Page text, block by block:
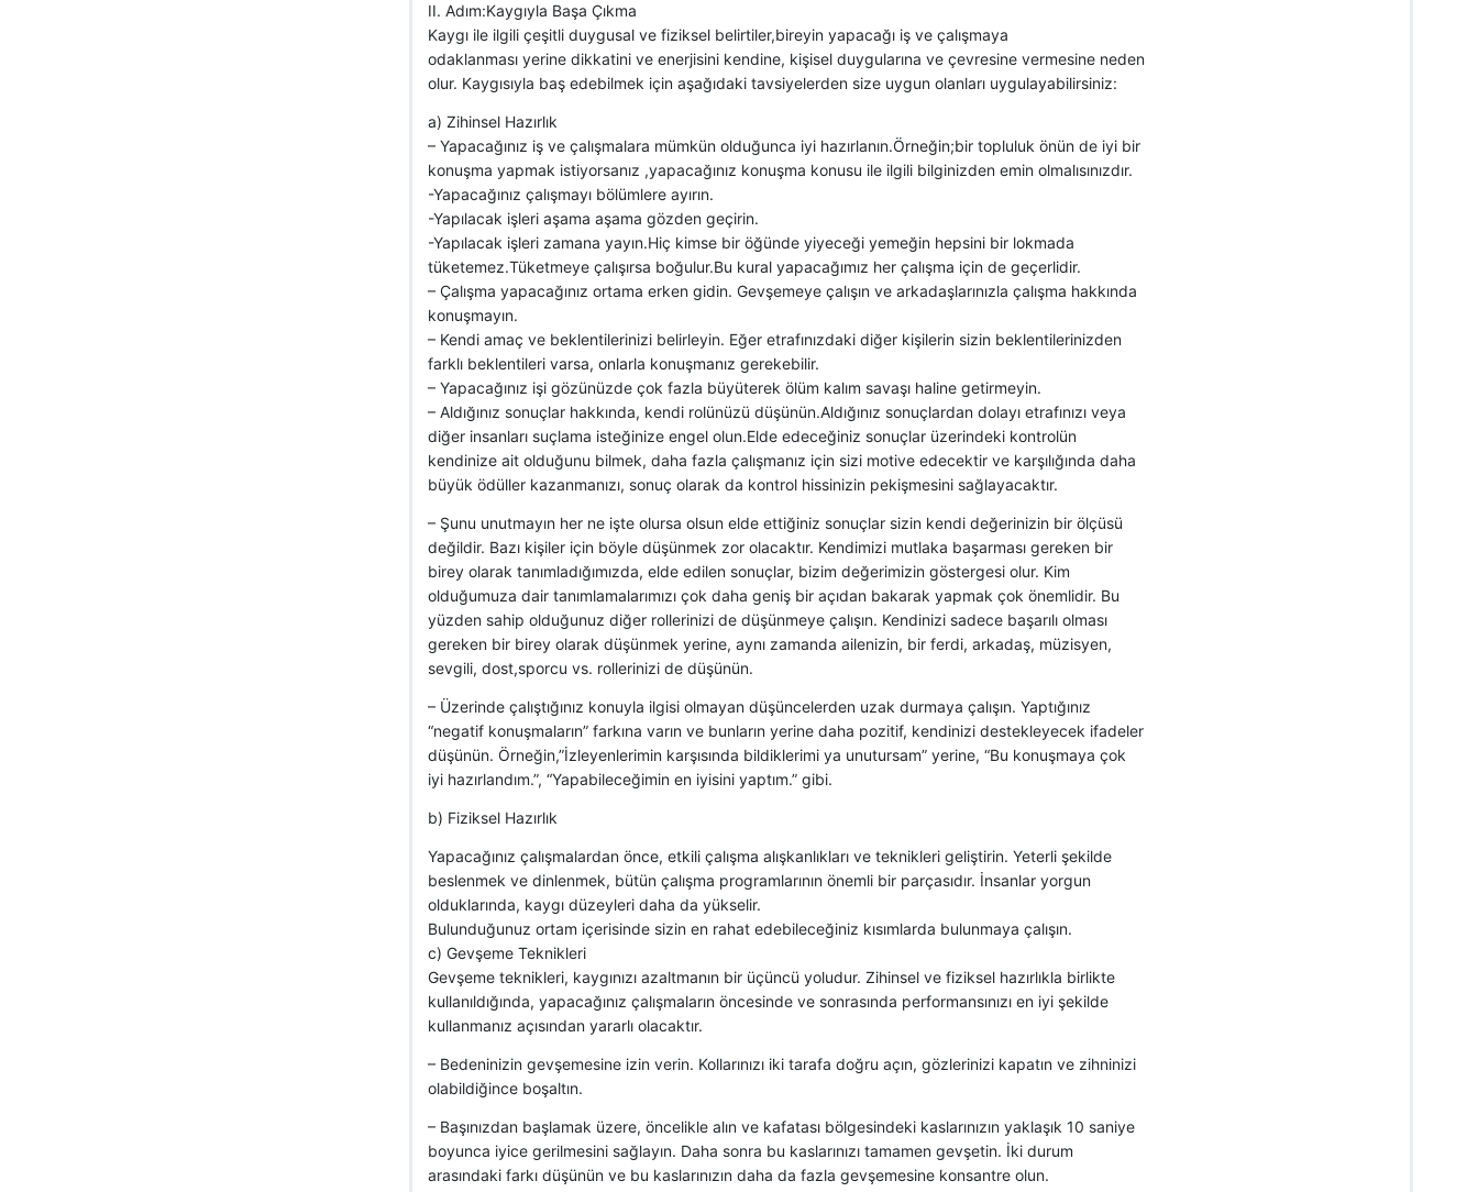
II. Adım:Kaygıyla Başa Çıkma
Kaygı ile ilgili çeşitli duygusal ve fiziksel belirtiler,bireyin yapacağı iş ve çalışmaya
odaklanması yerine dikkatini ve enerjisini kendine, kişisel duygularına ve çevresine vermesine neden
olur. Kaygısıyla baş edebilmek için aşağıdaki tavsiyelerden size uygun olanları uygulayabilirsiniz:
a) Zihinsel Hazırlık
– Yapacağınız iş ve çalışmalara mümkün olduğunca iyi hazırlanın.Örneğin;bir topluluk önün de iyi bir
konuşma yapmak istiyorsanız ,yapacağınız konuşma konusu ile ilgili bilginizden emin olmalısınızdır.
-Yapacağınız çalışmayı bölümlere ayırın.
-Yapılacak işleri aşama aşama gözden geçirin.
-Yapılacak işleri zamana yayın.Hiç kimse bir öğünde yiyeceği yemeğin hepsini bir lokmada
tüketemez.Tüketmeye çalışırsa boğulur.Bu kural yapacağımız her çalışma için de geçerlidir.
– Çalışma yapacağınız ortama erken gidin. Gevşemeye çalışın ve arkadaşlarınızla çalışma hakkında
konuşmayın.
– Kendi amaç ve beklentilerinizi belirleyin. Eğer etrafınızdaki diğer kişilerin sizin beklentilerinizden
farklı beklentileri varsa, onlarla konuşmanız gerekebilir.
– Yapacağınız işi gözünüzde çok fazla büyüterek ölüm kalım savaşı haline getirmeyin.
– Aldığınız sonuçlar hakkında, kendi rolünüzü düşünün.Aldığınız sonuçlardan dolayı etrafınızı veya
diğer insanları suçlama isteğinize engel olun.Elde edeceğiniz sonuçlar üzerindeki kontrolün
kendinize ait olduğunu bilmek, daha fazla çalışmanız için sizi motive edecektir ve karşılığında daha
büyük ödüller kazanmanızı, sonuç olarak da kontrol hissinizin pekişmesini sağlayacaktır.
– Şunu unutmayın her ne işte olursa olsun elde ettiğiniz sonuçlar sizin kendi değerinizin bir ölçüsü
değildir. Bazı kişiler için böyle düşünmek zor olacaktır. Kendimizi mutlaka başarması gereken bir
birey olarak tanımladığımızda, elde edilen sonuçlar, bizim değerimizin göstergesi olur. Kim
olduğumuza dair tanımlamalarımızı çok daha geniş bir açıdan bakarak yapmak çok önemlidir. Bu
yüzden sahip olduğunuz diğer rollerinizi de düşünmeye çalışın. Kendinizi sadece başarılı olması
gereken bir birey olarak düşünmek yerine, aynı zamanda ailenizin, bir ferdi, arkadaş, müzisyen,
sevgili, dost,sporcu vs. rollerinizi de düşünün.
– Üzerinde çalıştığınız konuyla ilgisi olmayan düşüncelerden uzak durmaya çalışın. Yaptığınız
“negatif konuşmaların” farkına varın ve bunların yerine daha pozitif, kendinizi destekleyecek ifadeler
düşünün. Örneğin,”İzleyenlerimin karşısında bildiklerimi ya unutursam” yerine, “Bu konuşmaya çok
iyi hazırlandım.”, “Yapabileceğimin en iyisini yaptım.” gibi.
b) Fiziksel Hazırlık
Yapacağınız çalışmalardan önce, etkili çalışma alışkanlıkları ve teknikleri geliştirin. Yeterli şekilde
beslenmek ve dinlenmek, bütün çalışma programlarının önemli bir parçasıdır. İnsanlar yorgun
olduklarında, kaygı düzeyleri daha da yükselir.
Bulunduğunuz ortam içerisinde sizin en rahat edebileceğiniz kısımlarda bulunmaya çalışın.
c) Gevşeme Teknikleri
Gevşeme teknikleri, kaygınızı azaltmanın bir üçüncü yoludur. Zihinsel ve fiziksel hazırlıkla birlikte
kullanıldığında, yapacağınız çalışmaların öncesinde ve sonrasında performansınızı en iyi şekilde
kullanmanız açısından yararlı olacaktır.
– Bedeninizin gevşemesine izin verin. Kollarınızı iki tarafa doğru açın, gözlerinizi kapatın ve zihninizi
olabildiğince boşaltın.
– Başınızdan başlamak üzere, öncelikle alın ve kafatası bölgesindeki kaslarınızın yaklaşık 10 saniye
boyunca iyice gerilmesini sağlayın. Daha sonra bu kaslarınızı tamamen gevşetin. İki durum
arasındaki farkı düşünün ve bu kaslarınızın daha da fazla gevşemesine konsantre olun.